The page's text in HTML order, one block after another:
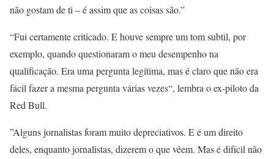
não gostam de ti – é assim que as coisas são.”
“Fui certamente criticado. E houve sempre um tom subtil, por
exemplo, quando questionaram o meu desempenho na
qualificação. Era uma pergunta legítima, mas é claro que não era
fácil fazer a mesma pergunta várias vezes“, lembra o ex-piloto da
Red Bull.
”Alguns jornalistas foram muito depreciativos. E é um direito
deles, enquanto jornalistas, dizerem o que vêem. Mas é difícil não